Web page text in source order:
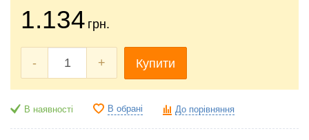
1.134 грн.
- + Купити
В наявності В обрані До порівняння